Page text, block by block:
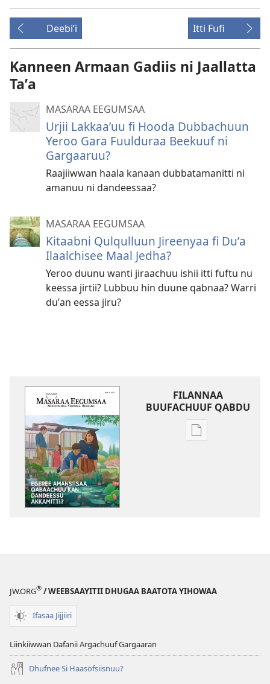
Deebiʼi Itti Fufi
Kanneen Armaan Gadiis ni Jaallatta
Taʼa
MASARAA EEGUMSAA
Urjii Lakkaaʼuu fi Hooda Dubbachuun
Yeroo Gara Fuulduraa Beekuuf ni
Gargaaruu?
Raajiiwwan haala kanaan dubbatamanitti ni
amanuu ni dandeessaa?
MASARAA EEGUMSAA
Kitaabni Qulqulluun Jireenyaa fi D⁠u⁠ʼa
Ilaalchisee Maal Jedha?
Yeroo duunu wanti jiraachuu ishii itti fuftu nu
keessa jirtii? Lubbuu hin duune qabnaa? Warri
d⁠u⁠ʼan eessa jiru?
FILANNAA
BUUFACHUUF QABDU
Filannaawwan
Akkamitti?
JW.ORG® / WEEBSAAYITII DHUGAA BAATOTA YIHOWAA
Ifasaa Jijjiiri
Liinkiiwwan Dafanii Argachuuf Gargaaran
Dhufnee Si Haasofsiisnuu?